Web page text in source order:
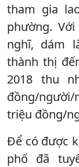
tham gia
phường.
nghĩ, dám
thành thị
2018 thu
đồng/
triệu đồng/
Để có được
phố đã